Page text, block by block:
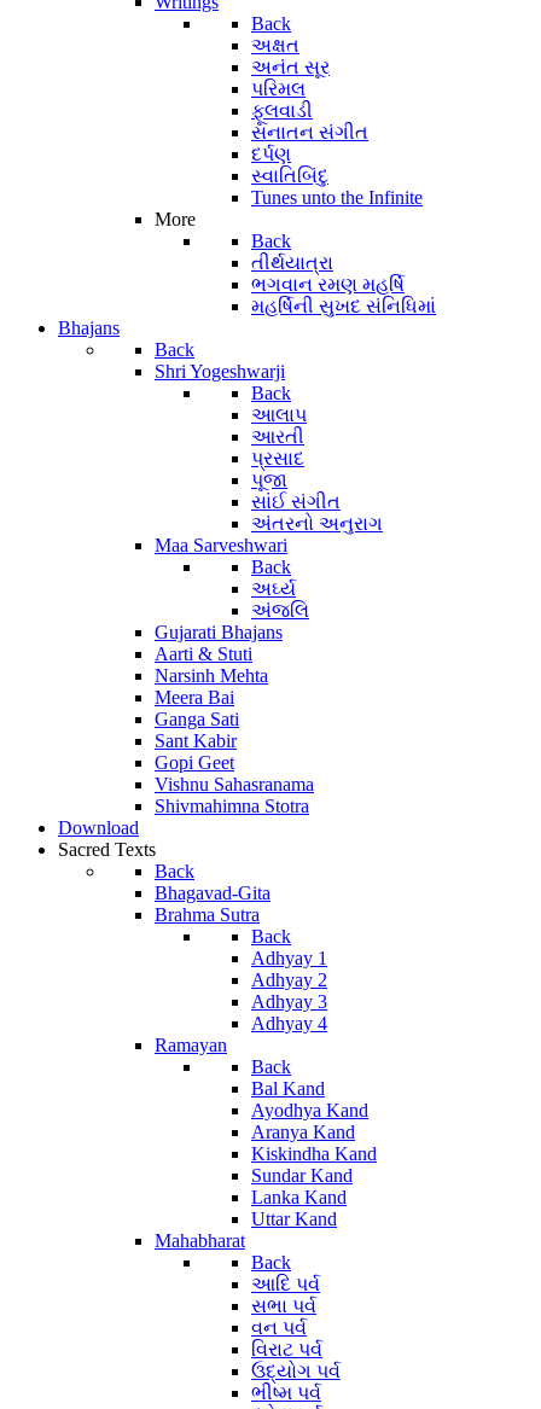
Back
અક્ષત
અનંત સૂર
પરિમલ
ફૂલવાડી
સનાતન સંગીત
દર્પણ
સ્વાતિબિંદુ
Tunes unto the Infinite
More
Back
તીર્થયાત્રા
ભગવાન રમણ મહર્ષિ
મહર્ષિની સુખદ સંનિધિમાં
Bhajans
Back
Shri Yogeshwarji
Back
આલાપ
આરતી
પ્રસાદ
પૂજા
સાંઈ સંગીત
અંતરનો અનુરાગ
Maa Sarveshwari
Back
અર્ઘ્ય
અંજલિ
Gujarati Bhajans
Aarti & Stuti
Narsinh Mehta
Meera Bai
Ganga Sati
Sant Kabir
Gopi Geet
Vishnu Sahasranama
Shivmahimna Stotra
Download
Sacred Texts
Back
Bhagavad-Gita
Brahma Sutra
Back
Adhyay 1
Adhyay 2
Adhyay 3
Adhyay 4
Ramayan
Back
Bal Kand
Ayodhya Kand
Aranya Kand
Kiskindha Kand
Sundar Kand
Lanka Kand
Uttar Kand
Mahabharat
Back
આદિ પર્વ
સભા પર્વ
વન પર્વ
વિરાટ પર્વ
ઉદ્યોગ પર્વ
ભીષ્મ પર્વ